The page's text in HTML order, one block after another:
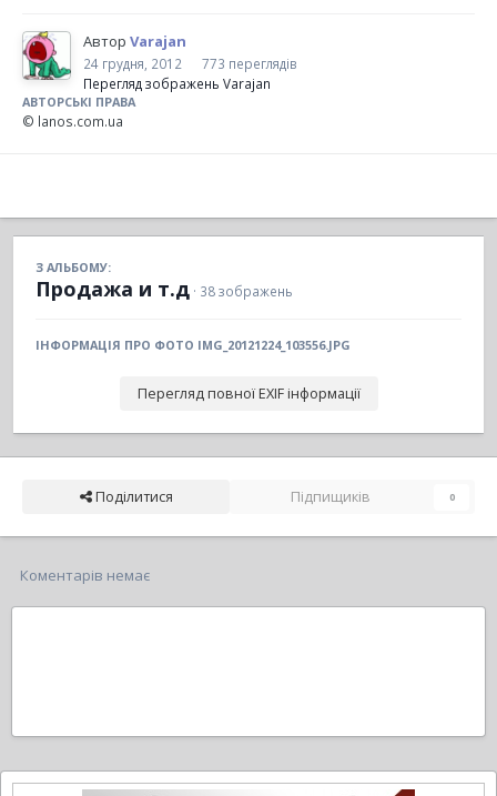
Автор Varajan
24 грудня, 2012
773 переглядів
Перегляд зображень Varajan
АВТОРСЬКІ ПРАВА
© lanos.com.ua
З АЛЬБОМУ:
Продажа и т.д · 38 зображень
ІНФОРМАЦІЯ ПРО ФОТО IMG_20121224_103556.JPG
Перегляд повної EXIF інформації
Поділитися Підпищиків 0
Коментарів немає